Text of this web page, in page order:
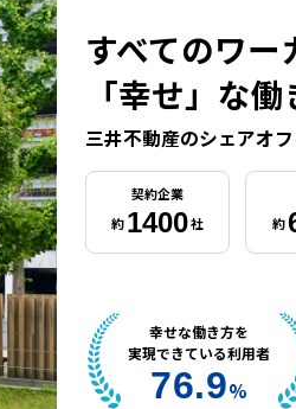
すべてのワー
「幸せ」な働
三井不動産のシェアオ
契約企業
約1400社
約
幸せな働き方を
実現できている利用者
76.9%